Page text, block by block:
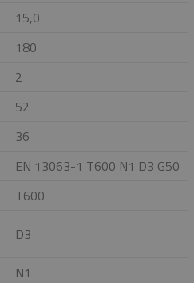
15,0
180
2
52
36
EN 13063-1 T600 N1 D3 G50
T600
D3
N1